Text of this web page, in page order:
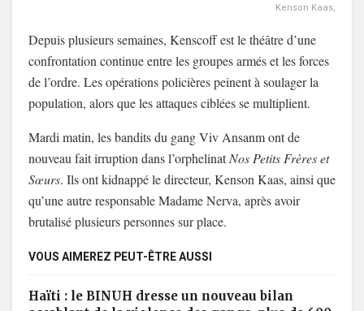
Kenson Kaas,
Depuis plusieurs semaines, Kenscoff est le théâtre d’une
confrontation continue entre les groupes armés et les forces
de l’ordre. Les opérations policières peinent à soulager la
population, alors que les attaques ciblées se multiplient.
Mardi matin, les bandits du gang Viv Ansanm ont de
nouveau fait irruption dans l’orphelinatNos Petits Frères et
Sœurs. Ils ont kidnappé le directeur, Kenson Kaas, ainsi que
qu’une autre responsable Madame Nerva, après avoir
brutalisé plusieurs personnes sur place.
VOUS AIMEREZ PEUT-ÊTRE AUSSI
Haïti : le BINUH dresse un nouveau bilan